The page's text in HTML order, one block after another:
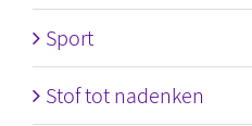
Sport
Stof tot nadenken